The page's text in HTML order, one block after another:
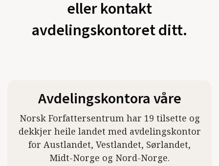
eller kontakt
avdelingskontoret ditt.
Avdelingskontora våre
Norsk Forfattersentrum har 19 tilsette og
dekkjer heile landet med avdelingskontor
for Austlandet, Vestlandet, Sørlandet,
Midt-Norge og Nord-Norge.